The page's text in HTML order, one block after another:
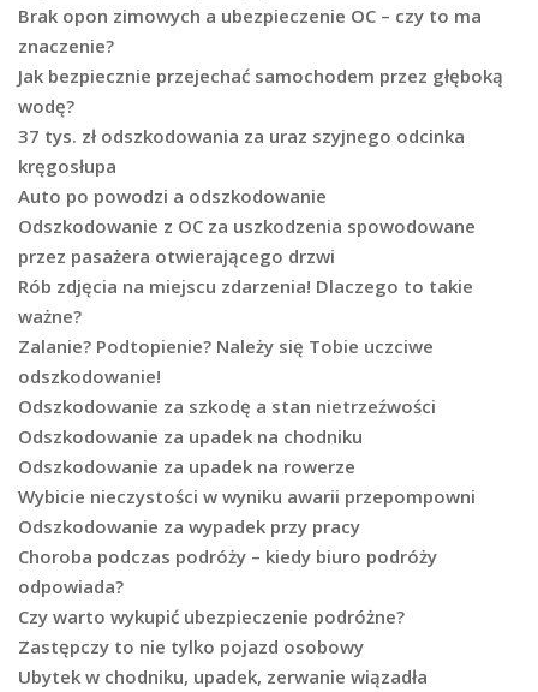
Brak opon zimowych a ubezpieczenie OC – czy to ma
znaczenie?
Jak bezpiecznie przejechać samochodem przez głęboką
wodę?
37 tys. zł odszkodowania za uraz szyjnego odcinka
kręgosłupa
Auto po powodzi a odszkodowanie
Odszkodowanie z OC za uszkodzenia spowodowane
przez pasażera otwierającego drzwi
Rób zdjęcia na miejscu zdarzenia! Dlaczego to takie
ważne?
Zalanie? Podtopienie? Należy się Tobie uczciwe
odszkodowanie!
Odszkodowanie za szkodę a stan nietrzeźwości
Odszkodowanie za upadek na chodniku
Odszkodowanie za upadek na rowerze
Wybicie nieczystości w wyniku awarii przepompowni
Odszkodowanie za wypadek przy pracy
Choroba podczas podróży – kiedy biuro podróży
odpowiada?
Czy warto wykupić ubezpieczenie podróżne?
Zastępczy to nie tylko pojazd osobowy
Ubytek w chodniku, upadek, zerwanie wiązadła